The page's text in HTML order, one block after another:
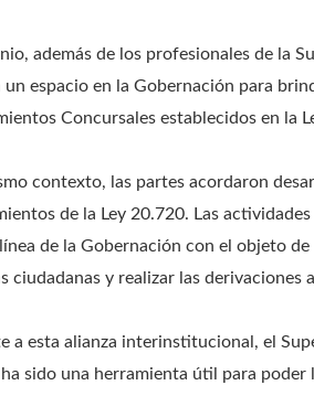
además de los profesionales de la
un espacio en la Gobernación para
Concursales establecidos en la
contexto, las partes acordaron
de la Ley 20.720. Las
de la Gobernación con el objeto
ciudadanas y realizar las derivaciones
a esta alianza interinstitucional, el
sido una herramienta útil para